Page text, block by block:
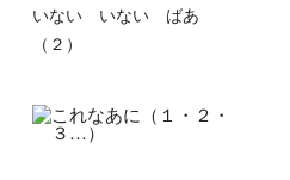
いない いない ばあ
（２）